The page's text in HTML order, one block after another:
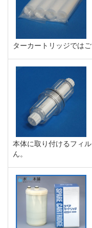
ターカートリッジではご
本体に取り付けるフィ
ん。